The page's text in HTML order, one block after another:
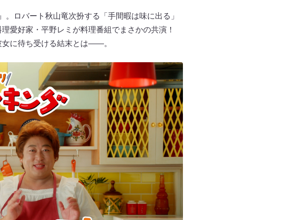
ロバート秋山竜次扮する「手間暇は味に出る」
愛好家・平野レミが料理番組でまさかの共演！
に待ち受ける結末とは——。